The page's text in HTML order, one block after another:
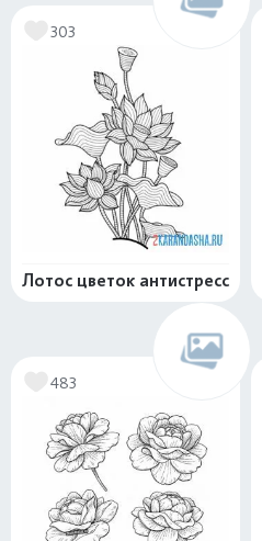
303
Лотос цветок антистресс
483